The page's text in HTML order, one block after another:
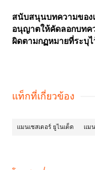
สนับสนุนบทความของ
อนุญาตให้คัดลอกบทค
ผิดตามกฏหมายที่ระบุ
แท็กที่เกี่ยวข้อง
แมนเชสเตอร์ ยูไนเต็ด แม